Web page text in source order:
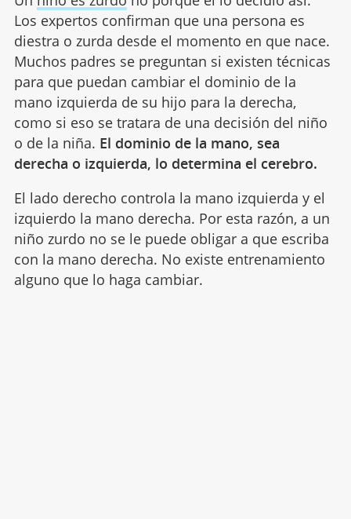
Los expertos confirman que una persona es
diestra o zurda desde el momento en que nace.
Muchos padres se preguntan si existen técnicas
para que puedan cambiar el dominio de la
mano izquierda de su hijo para la derecha,
como si eso se tratara de una decisión del niño
o de la niña. El dominio de la mano, sea
derecha o izquierda, lo determina el cerebro.
El lado derecho controla la mano izquierda y el
izquierdo la mano derecha. Por esta razón, a un
niño zurdo no se le puede obligar a que escriba
con la mano derecha. No existe entrenamiento
alguno que lo haga cambiar.